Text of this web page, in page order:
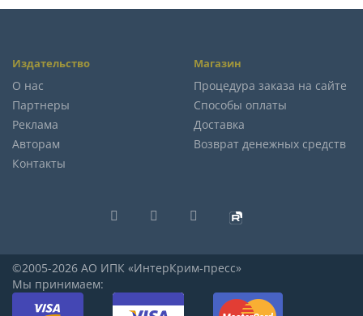
Издательство
О нас
Партнеры
Реклама
Авторам
Контакты
Магазин
Процедура заказа на сайте
Способы оплаты
Доставка
Возврат денежных средств
©2005-2026 АО ИПК «ИнтерКрим-пресс»
Мы принимаем: